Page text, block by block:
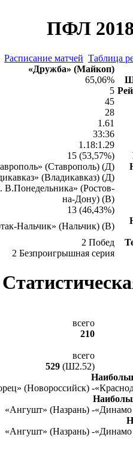
ПФЛ
Расписание матчей Таблица
«Дружба» (Майкоп)
65,06%
5
45
28
1.61
33:36
1.18:1.29
15 (53,57%)
(Ставрополь) (Д)
(Владикавказ) (Д)
(Ростов-
на-Дону) (В)
13 (46,43%)
Нальчик» (Нальчик) (В)
2 Побед
2 Безпроигрышная серия
всего
210
всего
529 (Ш2.52)
(Новороссийск) -
«Ангушт» (Назрань) -«Динамо
«Ангушт» (Назрань) -«Динамо